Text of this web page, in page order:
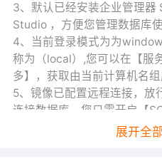
3、默认已经安装企业管理
Studio ，方便您管理数据库使
4、当前登录模式为为
称为（local）,您可以在【服
多】，获取由当前计算机名
5、镜像已配置远程连接，放
连接数据库，您只需开启【
【sa】账号，设置密码，便
展开全